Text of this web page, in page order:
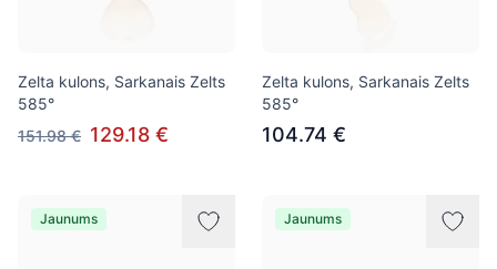
Zelta kulons, Sarkanais Zelts
585°
151.98 € 129.18 €
Zelta kulons, Sarkanais Zelts
585°
104.74 €
Jaunums Jaunums